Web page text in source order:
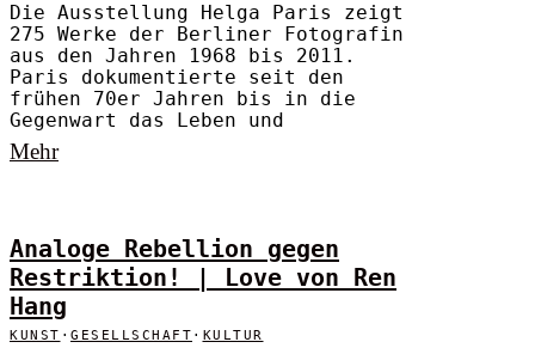
Die Ausstellung Helga Paris zeigt
275 Werke der Berliner Fotografin
aus den Jahren 1968 bis 2011.
Paris dokumentierte seit den
frühen 70er Jahren bis in die
Gegenwart das Leben und
Mehr
Analoge Rebellion gegen
Restriktion! | Love von Ren
Hang
KUNST · GESELLSCHAFT · KULTUR